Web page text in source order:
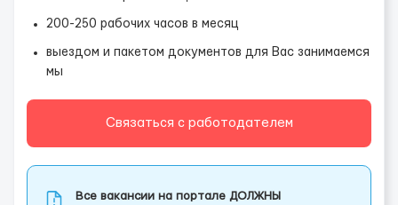
200-250 рабочих часов в месяц
выездом и пакетом документов для Вас занимаемся
мы
Связаться с работодателем
Все вакансии на портале ДОЛЖНЫ